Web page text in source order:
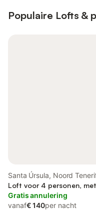
Populaire Lofts &
Santa Úrsula, Noord
Loft voor 4 personen,
Gratis annulering
vanaf€ 140per nacht